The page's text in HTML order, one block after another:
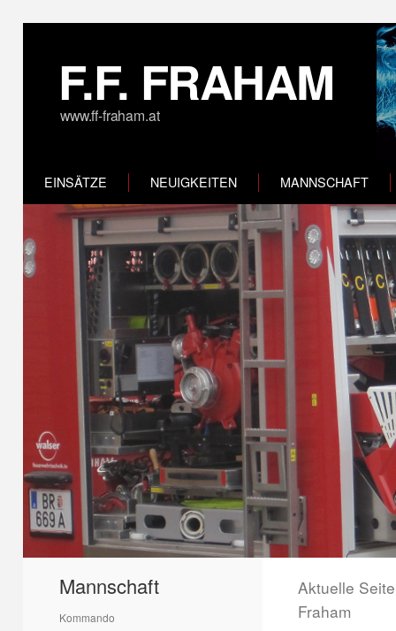
F.F. FRAHAM
www.ff-fraham.at
EINSÄTZE NEUIGKEITEN MANNSCHAFT
Mannschaft
Kommando
Aktuelle
Fraham